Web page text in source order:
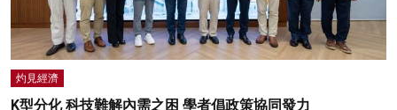
灼見經濟
K型分化 科技難解內需之困 學者倡政策協同發力